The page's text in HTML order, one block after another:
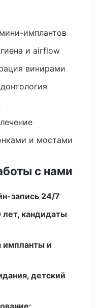
имплантов
и airflow
винирами
и мостами
с нами
запись 24/7
кандидаты
импланты и
детский